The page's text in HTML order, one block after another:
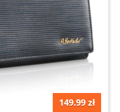
149.99 zł